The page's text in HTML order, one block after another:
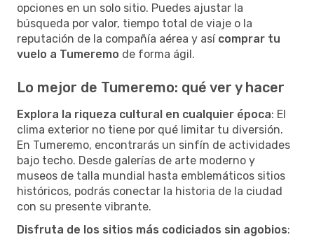
opciones en un solo sitio. Puedes ajustar la
búsqueda por valor, tiempo total de viaje o la
reputación de la compañía aérea y así comprar tu
vuelo a Tumeremo de forma ágil.
Lo mejor de Tumeremo: qué ver y hacer
Explora la riqueza cultural en cualquier época: El
clima exterior no tiene por qué limitar tu diversión.
En Tumeremo, encontrarás un sinfín de actividades
bajo techo. Desde galerías de arte moderno y
museos de talla mundial hasta emblemáticos sitios
históricos, podrás conectar la historia de la ciudad
con su presente vibrante.
Disfruta de los sitios más codiciados sin agobios: